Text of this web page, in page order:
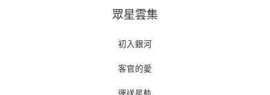
眾星雲集
初入銀河
客官的愛
運送星軌